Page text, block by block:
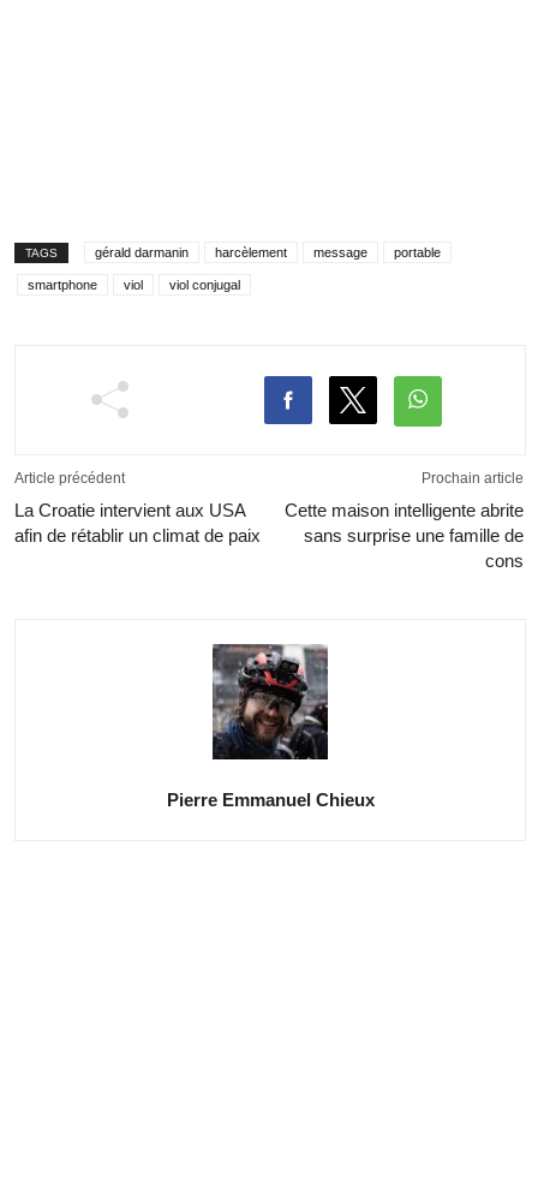
TAGS gérald darmanin harcèlement message portable
smartphone viol viol conjugal
Article précédent
La Croatie intervient aux USA
afin de rétablir un climat de paix
Prochain article
Cette maison intelligente abrite
sans surprise une famille de
cons
Pierre Emmanuel Chieux